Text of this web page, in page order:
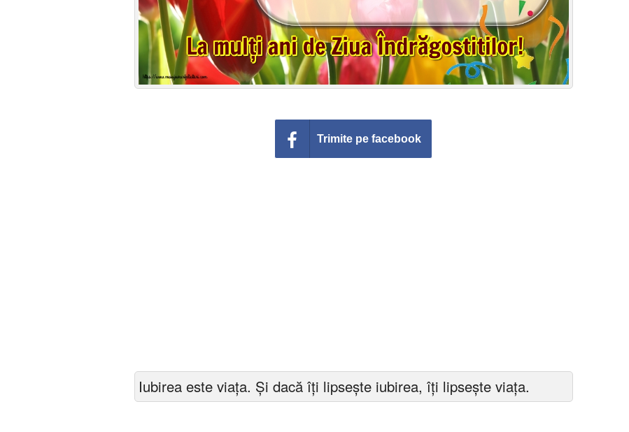
Trimite pe facebook
Iubirea este viața. Și dacă îți lipsește iubirea, îți lipsește viața.